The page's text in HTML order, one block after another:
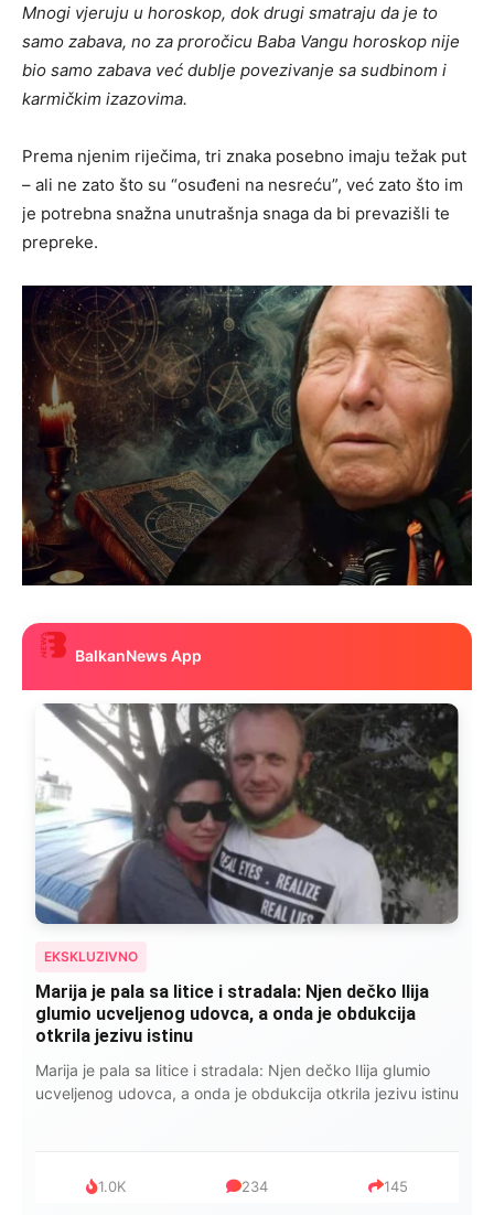
Mnogi vjeruju u horoskop, dok drugi smatraju da je to
samo zabava, no za proročicu Baba Vangu horoskop nije
bio samo zabava već dublje povezivanje sa sudbinom i
karmičkim izazovima.
Prema njenim riječima, tri znaka posebno imaju težak put
– ali ne zato što su “osuđeni na nesreću”, već zato što im
je potrebna snažna unutrašnja snaga da bi prevazišli te
prepreke.
BalkanNews App
EKSKLUZIVNO
Marija je pala sa litice i stradala: Njen dečko Ilija
glumio ucveljenog udovca, a onda je obdukcija
otkrila jezivu istinu
Marija je pala sa litice i stradala: Njen dečko Ilija glumio
ucveljenog udovca, a onda je obdukcija otkrila jezivu istinu
1.0K 234 145